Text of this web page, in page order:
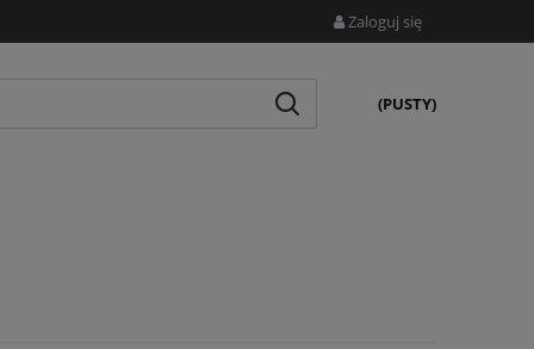
Zaloguj się
(PUSTY)